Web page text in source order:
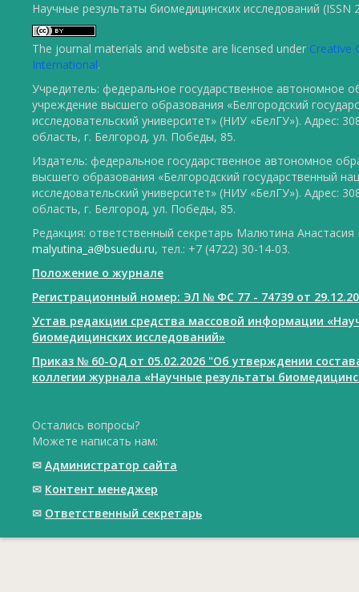
Научные результаты биомедицинских исследований (ISSN
The journal materials and website are licensed under Creative
International.
Учредитель: федеральное государственное автономное
учреждение высшего образования «Белгородский
исследовательский университет» (НИУ «БелГУ»). Адрес:
область, г. Белгород, ул. Победы, 85.
Издатель: федеральное государственное автономное
высшего образования «Белгородский государственный
исследовательский университет» (НИУ «БелГУ»). Адрес:
область, г. Белгород, ул. Победы, 85.
Редакция: ответственный секретарь Малютина
malyutina_a@bsuedu.ru, тел.: +7 (4722) 30-14-03.
Положение о журнале
Регистрационный номер: ЭЛ № ФС 77 - 74739 от
Устав редакции средства массовой информации
биомедицинских исследований»
Приказ № 60-ОД от 05.02.2026 "Об утверждении
коллегии журнала «Научные результаты
Остались вопросы?
Можете написать нам:
✉ Администратор сайта
✉ Контент менеджер
✉ Ответственный cекретарь